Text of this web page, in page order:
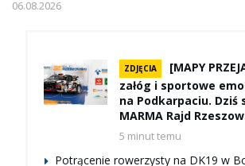
06.08.2026
ZDJĘCIA
[MAPY
załóg i sportowe
na Podkarpaciu. Dziś
MARMA Rajd
5 minut temu
Potrącenie rowerzysty na DK19 w